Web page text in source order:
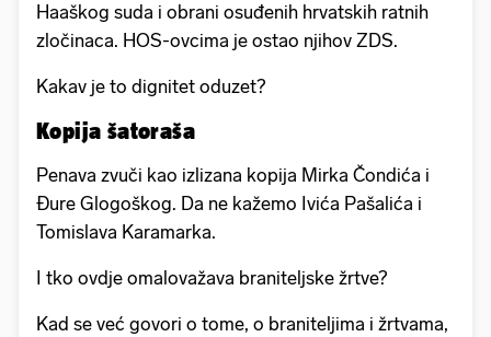
Haaškog suda i obrani osuđenih hrvatskih ratnih
zločinaca. HOS-ovcima je ostao njihov ZDS.
Kakav je to dignitet oduzet?
Kopija šatoraša
Penava zvuči kao izlizana kopija Mirka Čondića i
Đure Glogoškog. Da ne kažemo Ivića Pašalića i
Tomislava Karamarka.
I tko ovdje omalovažava braniteljske žrtve?
Kad se već govori o tome, o braniteljima i žrtvama,